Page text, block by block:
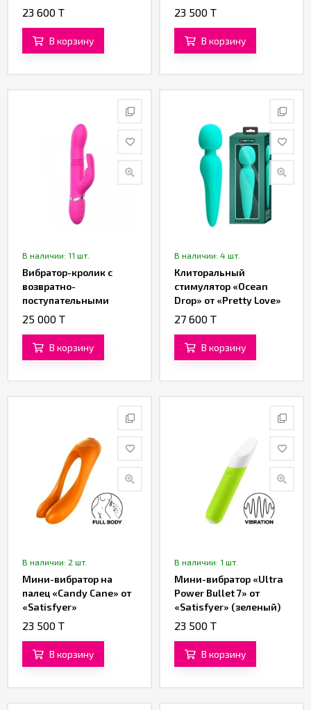
движениями
23 600 T
В корзину
love»
23 500 T
В корзину
В наличии: 11 шт.
Вибратор-кролик с
возвратно-
поступательными
движениями от
25 000 T
В корзину
В наличии: 4 шт.
Клиторальный
стимулятор «Ocean
Drop» от «Pretty Love»
(бирюзовый)
27 600 T
В корзину
В наличии: 2 шт.
Мини-вибратор на
палец «Candy Cane» от
«Satisfyer»
(оранжевый)
23 500 T
В корзину
В наличии: 1 шт.
Мини-вибратор «Ultra
Power Bullet 7» от
«Satisfyer» (зеленый)
23 500 T
В корзину